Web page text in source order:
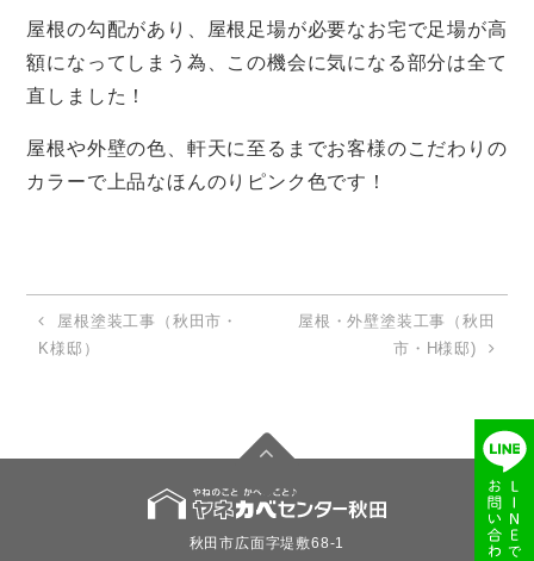
屋根の勾配があり、屋根足場が必要なお宅で足場が高
額になってしまう為、この機会に気になる部分は全て
直しました！
屋根や外壁の色、軒天に至るまでお客様のこだわりの
カラーで上品なほんのりピンク色です！
屋根塗装工事（秋田市・
K様邸）
屋根・外壁塗装工事（秋田
市・H様邸)
秋田市広面字堤敷68-1